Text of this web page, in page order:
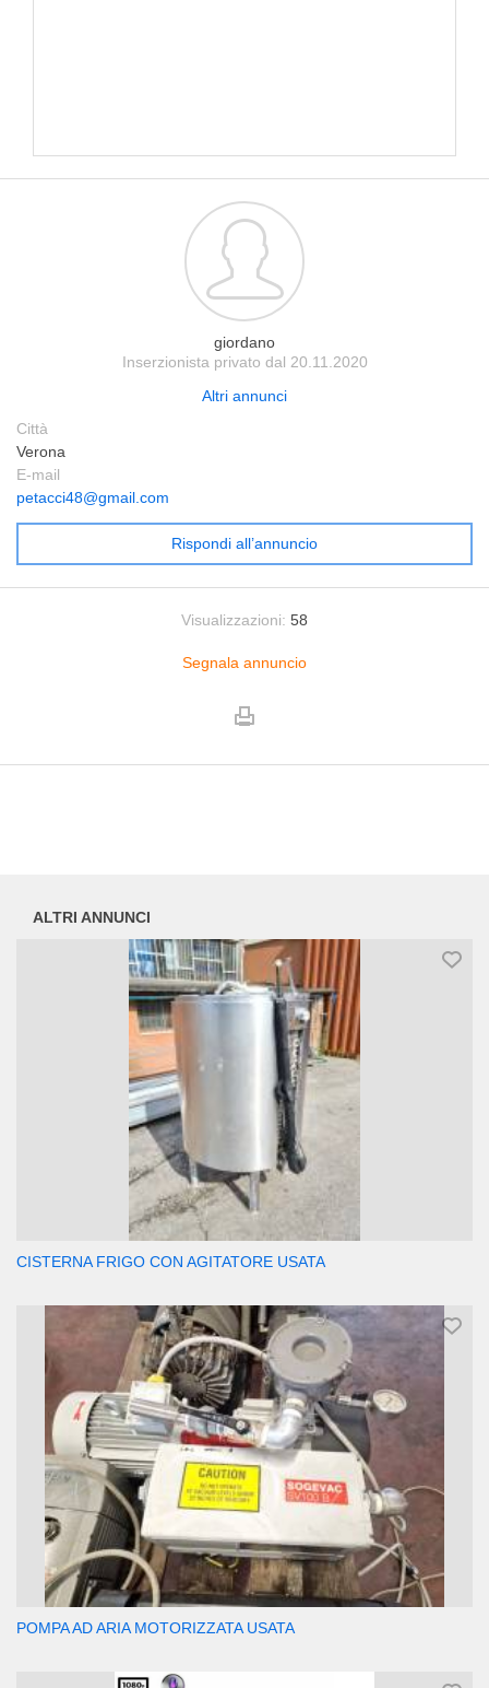
giordano
Inserzionista privato dal 20.11.2020
Altri annunci
Città
Verona
E-mail
petacci48@gmail.com
Rispondi all’annuncio
Visualizzazioni: 58
Segnala annuncio
ALTRI ANNUNCI
CISTERNA FRIGO CON AGITATORE USATA
POMPA AD ARIA MOTORIZZATA USATA